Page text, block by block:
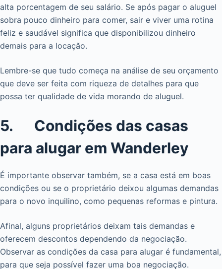
alta porcentagem de seu salário. Se após pagar o aluguel
sobra pouco dinheiro para comer, sair e viver uma rotina
feliz e saudável significa que disponibilizou dinheiro
demais para a locação.
Lembre-se que tudo começa na análise de seu orçamento
que deve ser feita com riqueza de detalhes para que
possa ter qualidade de vida morando de aluguel.
5. Condições das casas
para alugar em Wanderley
É importante observar também, se a casa está em boas
condições ou se o proprietário deixou algumas demandas
para o novo inquilino, como pequenas reformas e pintura.
Afinal, alguns proprietários deixam tais demandas e
oferecem descontos dependendo da negociação.
Observar as condições da casa para alugar é fundamental,
para que seja possível fazer uma boa negociação.